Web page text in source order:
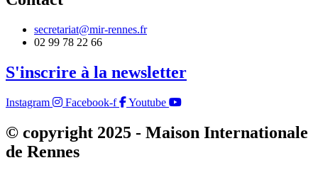
secretariat@mir-rennes.fr
02 99 78 22 66
S'inscrire à la newsletter
Instagram Facebook-f Youtube
© copyright 2025 - Maison Internationale
de Rennes